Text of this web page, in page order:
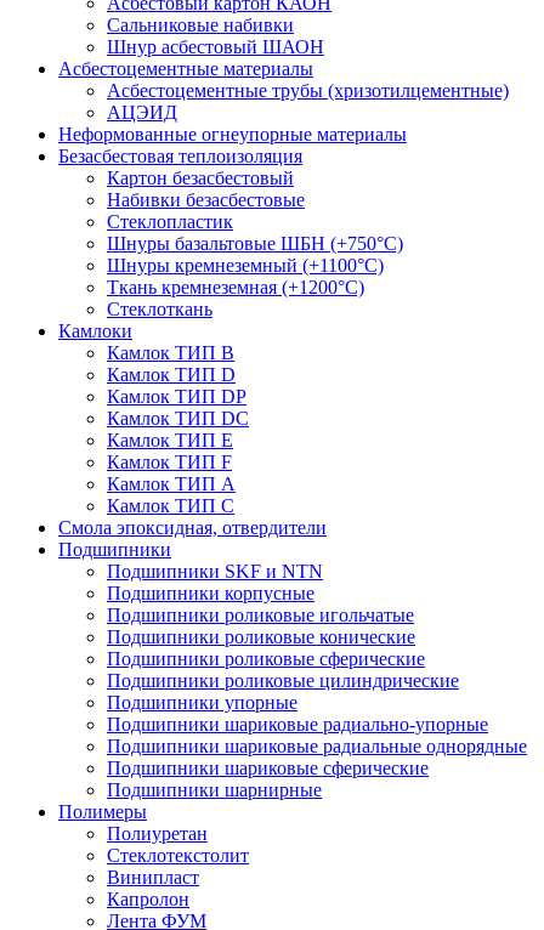
Сальниковые набивки
Шнур асбестовый ШАОН
Асбестоцементные материалы
Асбестоцементные трубы (хризотилцементные)
АЦЭИД
Неформованные огнеупорные материалы
Безасбестовая теплоизоляция
Картон безасбестовый
Набивки безасбестовые
Стеклопластик
Шнуры базальтовые ШБН (+750°С)
Шнуры кремнеземный (+1100°С)
Ткань кремнеземная (+1200°С)
Стеклоткань
Камлоки
Камлок ТИП B
Камлок ТИП D
Камлок ТИП DP
Камлок ТИП DС
Камлок ТИП E
Камлок ТИП F
Камлок ТИП А
Камлок ТИП С
Смола эпоксидная, отвердители
Подшипники
Подшипники SKF и NTN
Подшипники корпусные
Подшипники роликовые игольчатые
Подшипники роликовые конические
Подшипники роликовые сферические
Подшипники роликовые цилиндрические
Подшипники упорные
Подшипники шариковые радиально-упорные
Подшипники шариковые радиальные однорядные
Подшипники шариковые сферические
Подшипники шарнирные
Полимеры
Полиуретан
Стеклотекстолит
Винипласт
Капролон
Лента ФУМ